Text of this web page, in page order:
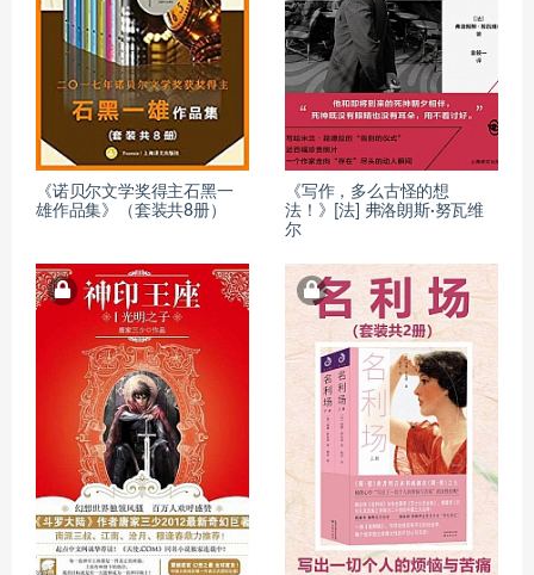
《诺贝尔文学奖得主石黑一
雄作品集》（套装共8册）
《写作，多么古怪的想
法！》[法] 弗洛朗斯·努瓦维
尔